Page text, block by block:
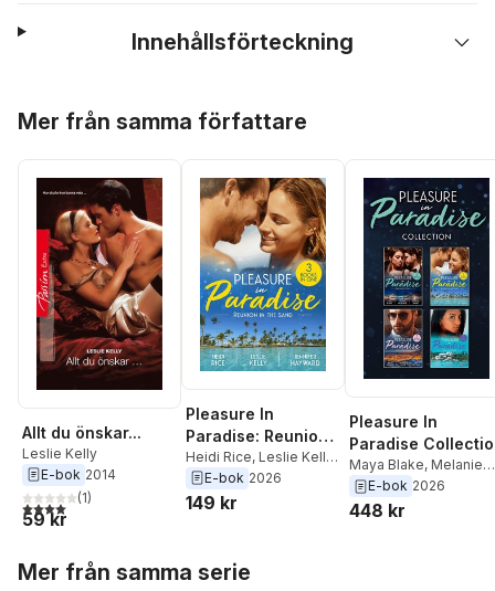
Innehållsförteckning
Mer från samma författare
Allt du önskar...
Leslie Kelly
E-bok 2014
4,0utav 5 stjärnor. Totalt antal röster:
(1)
59 kr
Pleasure In
Paradise: Reunion
In The Sand
Heidi Rice, Leslie Kelly ,
Jennifer Hayward
E-bok 2026
149 kr
Pleasure In
Paradise
Maya Blake, Melanie
Milburne, Michelle
Smart ,Heidi Rice
E-bok 2026
448 kr
Mer från samma serie